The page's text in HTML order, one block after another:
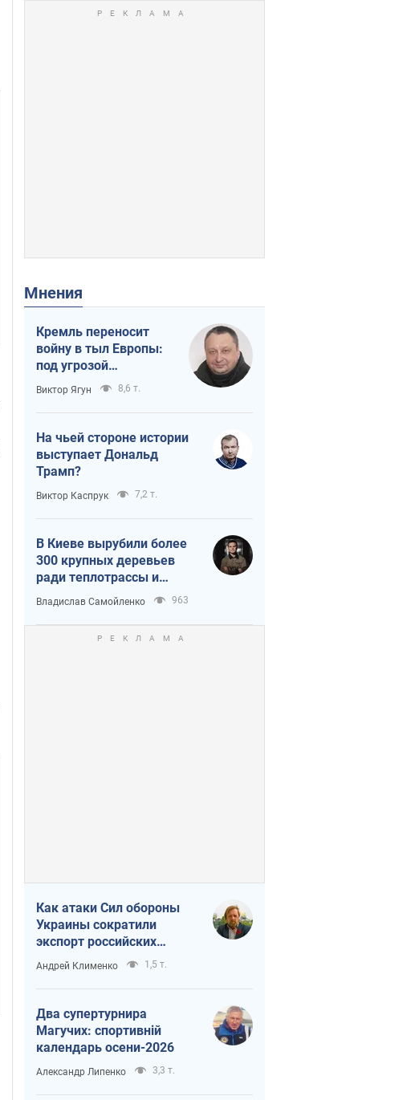
Мнения
Кремль переносит
войну в тыл Европы:
под угрозой
критическая
логистика
Виктор Ягун 8,6 т.
На чьей стороне истории
выступает Дональд
Трамп?
Виктор Каспрук 7,2 т.
В Киеве вырубили более
300 крупных деревьев
ради теплотрассы и
вопреки Генплану
Владислав Самойленко 963
Как атаки Сил обороны
Украины сократили
экспорт российских
нефтепродуктов
Андрей Клименко 1,5 т.
Два супертурнира
Магучих: спортивній
календарь осени-2026
Александр Липенко 3,3 т.